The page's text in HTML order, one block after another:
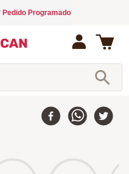
Pedido Programado